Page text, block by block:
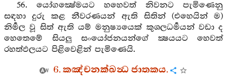
56. යෝගක්‍ෂේමයට හහෙවත් නිවනට පැමිණෙනු
සඳහා දුරු කළ නීවරණයන් ඇති සිතින් (එහෙයින් ම)
නිර්‍මල වූ සිත් ඇති යම් මනුෂ්‍යයෙක් කුශලධර්‍මයන් වඩා ද
හෙතෙමේ සියලු සංයෝජනයන්ගේ ක්‍ෂයයට හෙවත්
රහත්ඵලයට පිළිවෙළින් පැමිණෙයි.
6. කඤ්චනක්ඛන්‍ධ ජාතකය.